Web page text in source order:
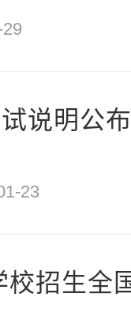
说明公
23
招生全